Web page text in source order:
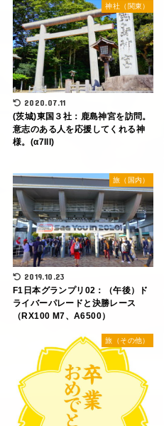
神社（関東）
2020.07.11
(茨城)東国３社：鹿島神宮を訪問。
意志のある人を応援してくれる神
様。(α7III)
旅（国内）
2019.10.23
F1日本グランプリ02：（午後）ド
ライバーパレードと決勝レース
（RX100 M7、A6500）
旅（その他）